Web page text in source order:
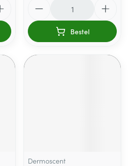
Bestel
Dermoscent